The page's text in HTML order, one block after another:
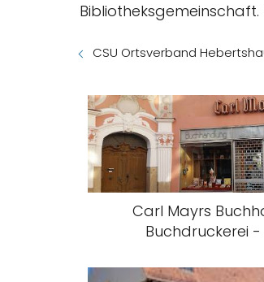
Bibliotheksgemeinschaft.
CSU Ortsverband
Carl Mayrs
Buchdruckerei